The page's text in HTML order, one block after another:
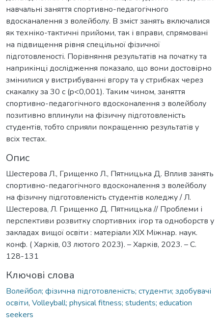
навчальні заняття спортивно-педагогічного
вдосканалення з волейболу. В зміст занять включалися
як техніко-тактичні прийоми, так і вправи, спрямовані
на підвищення рівня спецільної фізичної
підготовленості. Порівняння результатів на початку та
наприкінці дослідження показало, що вони достовірно
змінилися у вистрибуванні вгору та у стрибках через
скакалку за 30 с (p<0,001). Таким чином, заняття
спортивно-педагогічного вдосконалення з волейболу
позитивно вплинули на фізичну підготовленість
студентів, тобто сприяли покращенню результатів у
всіх тестах.
Опис
Шестерова Л., Грищенко Л., Пятницька Д. Вплив занять
спортивно-педагогічного вдосконалення з волейболу
на фізичну підготовленість студентів коледжу / Л.
Шестерова, Л. Грищенко Д. Пятницька // Проблеми і
перспективи розвитку спортивних ігор та одноборств у
закладах вищої освіти : матеріали ХІХ Міжнар. наук.
конф. ( Харків, 03 лютого 2023). – Харків, 2023. – С.
128-131
Ключові слова
Волейбол; фізична підготовленість; студенти; здобувачі
освіти, Volleyball; physical fitness; students; education
seekers